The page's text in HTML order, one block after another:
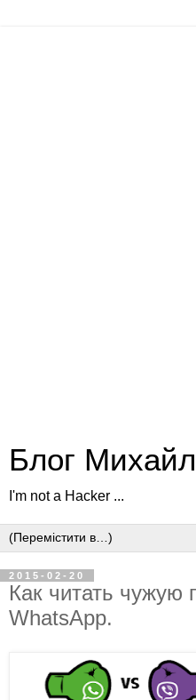
Блог
I'm not a Hacker ...
2015-02-20
Как читать чужую
WhatsApp.